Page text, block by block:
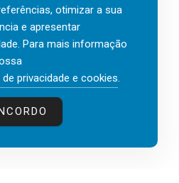
místico.»
décadas nas áreas de
e Liderança, Manuel
da...
otimizar a sua
e apresentar
Para mais informação
privacidade e cookies.